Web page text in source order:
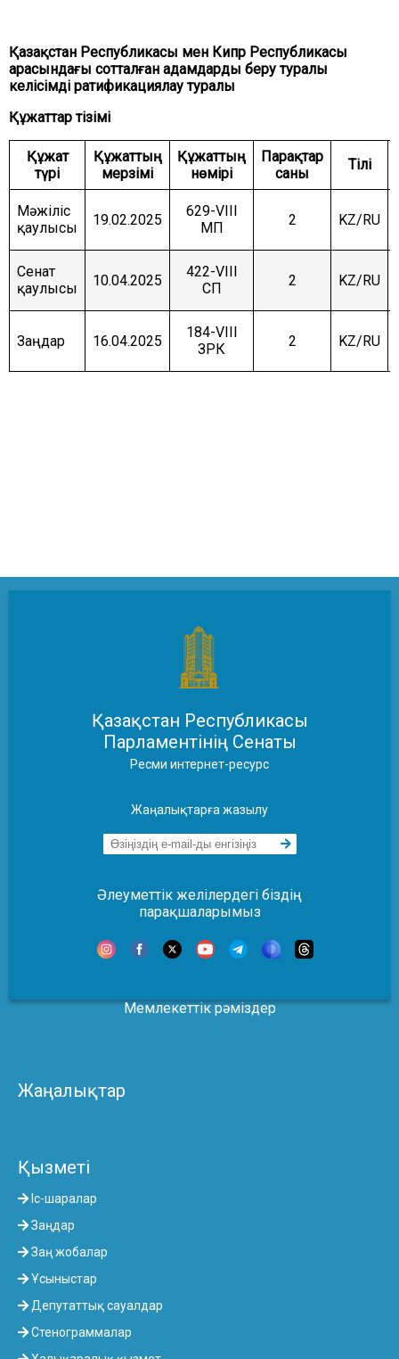
Қазақстан Республикасы мен Кипр Республикасы
арасындағы сотталған адамдарды беру туралы
келісімді ратификациялау туралы
Құжаттар тізімі
Құжат
түрі
Құжаттың
мерзімі
Құжаттың
нөмірі
Парақтар
саны
Тілі
Мәжіліс
қаулысы
19.02.2025
629-VIII
МП
2 KZ/RU
Сенат
қаулысы
10.04.2025
422-VIII
СП
2 KZ/RU
Заңдар 16.04.2025
184-VIII
ЗРК
2 KZ/RU
ДАМЫТУ КОМИТЕТІ
ӘЛЕУМЕТТІК-МӘДЕНИ ДАМУ ЖӘНЕ ҒЫЛЫМ
ДАМУ ЖӘНЕ КӘСІПКЕРЛІК ТҰРАҚТЫ КОМИТЕТІ
Қазақстан Республикасы
Парламентінің Сенаты
Ресми интернет-ресурс
Жаңалықтарға жазылу
Әлеуметтік желілердегі біздің
парақшаларымыз
Мемлекеттік рәміздер
Жаңалықтар
Қызметі
Іс-шаралар
Заңдар
Заң жобалар
Ұсыныстар
Депутаттық сауалдар
Стенограммалар